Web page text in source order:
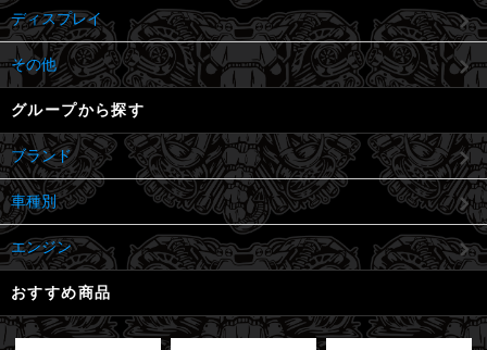
ディスプレイ
その他
グループから探す
ブランド
車種別
エンジン
おすすめ商品